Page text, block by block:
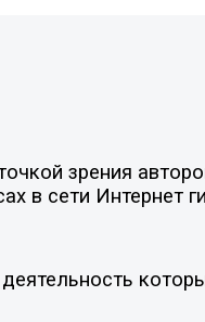
зрения
в сети Интернет